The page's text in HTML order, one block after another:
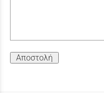
Αποστολή